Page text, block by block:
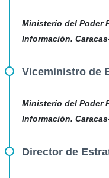
Ministerio del Poder
Información.
Viceministro de
Ministerio del Poder
Información.
Director de